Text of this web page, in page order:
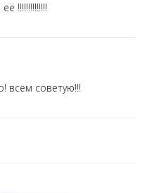
!!!!!!!!!!!!!!
всем советую!!!